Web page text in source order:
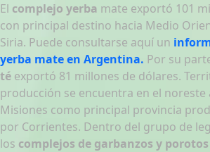
El complejo yerba mate exportó 101
con principal destino hacia Medio
Siria. Puede consultarse aquí un
yerba mate en Argentina. Por su
té exportó 81 millones de dólares.
producción se encuentra en el
Misiones como principal provincia
por Corrientes. Dentro del grupo de
los complejos de garbanzos y porotos